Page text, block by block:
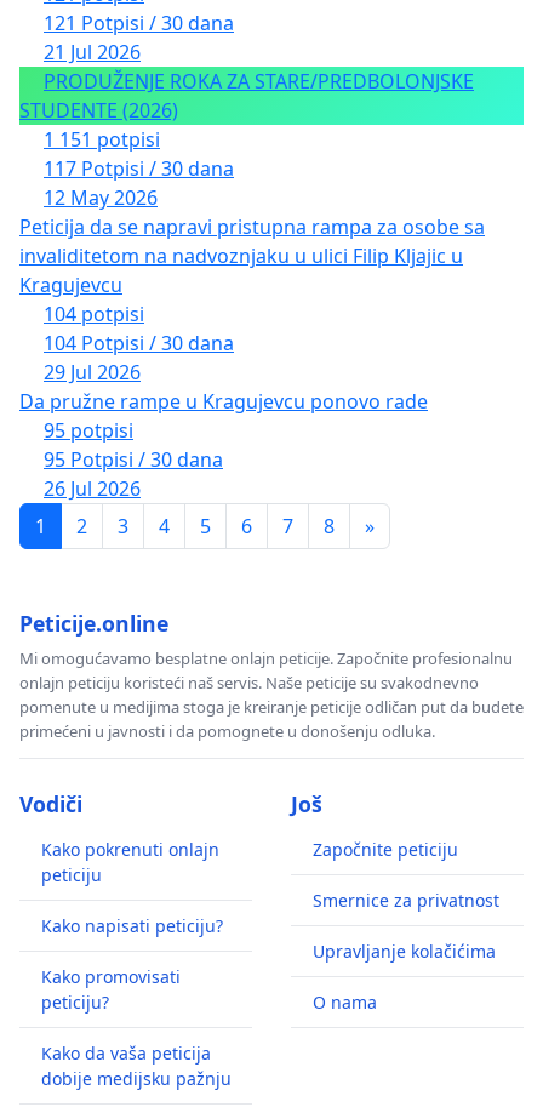
121 Potpisi / 30 dana
21 Jul 2026
PRODUŽENJE ROKA ZA STARE/PREDBOLONJSKE
STUDENTE (2026)
1 151 potpisi
117 Potpisi / 30 dana
12 May 2026
Peticija da se napravi pristupna rampa za osobe sa
invaliditetom na nadvoznjaku u ulici Filip Kljajic u
Kragujevcu
104 potpisi
104 Potpisi / 30 dana
29 Jul 2026
Da pružne rampe u Kragujevcu ponovo rade
95 potpisi
95 Potpisi / 30 dana
26 Jul 2026
1
2 3 4 5 6 7 8 »
Peticije.online
Mi omogućavamo besplatne onlajn peticije. Započnite profesionalnu
onlajn peticiju koristeći naš servis. Naše peticije su svakodnevno
pomenute u medijima stoga je kreiranje peticije odličan put da budete
primećeni u javnosti i da pomognete u donošenju odluka.
Vodiči
Kako pokrenuti onlajn
peticiju
Kako napisati peticiju?
Kako promovisati
peticiju?
Kako da vaša peticija
dobije medijsku pažnju
Još
Započnite peticiju
Smernice za privatnost
Upravljanje kolačićima
O nama